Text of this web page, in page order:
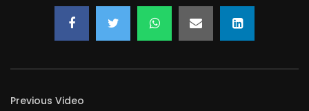
Previous Video